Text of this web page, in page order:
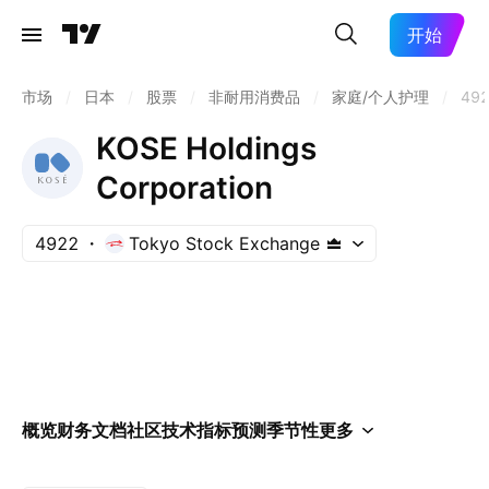
开始
市场 日本 股票 非耐用消费品 家庭/个人护理
KOSE Holdings
Corporation
4922 Tokyo Stock Exchange
概览财务文档社区技术指标预测季节性更多